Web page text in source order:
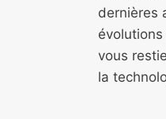
dernières
vous
la